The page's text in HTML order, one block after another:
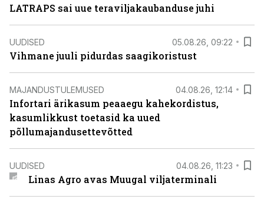
LATRAPS sai uue teraviljakaubanduse juhi
UUDISED 05.08.26, 09:22
Vihmane juuli pidurdas saagikoristust
MAJANDUSTULEMUSED 04.08.26, 12:14
Infortari ärikasum peaaegu kahekordistus,
kasumlikkust toetasid ka uued
põllumajandusettevõtted
UUDISED 04.08.26, 11:23
Linas Agro avas Muugal viljaterminali